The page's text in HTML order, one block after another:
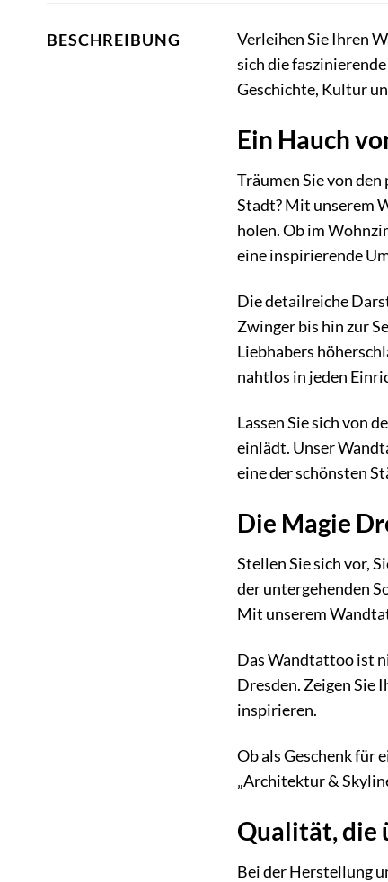
BESCHREIBUNG Verleihen Sie Ihren
sich die
Geschichte, Kultur
Ein Hauch
Träumen Sie von
Stadt? Mit unserem
holen. Ob im
eine inspirierende
Die detailreiche
Zwinger bis hin zur
Liebhabers
nahtlos in jeden
Lassen Sie sich von
einlädt. Unser
eine der schönsten
Die Magie
Stellen Sie sich vor,
der untergehenden
Mit unserem
Das Wandtattoo ist
Dresden. Zeigen Sie
inspirieren.
Ob als Geschenk für
„Architektur &
Qualität, die
Bei der Herstellung